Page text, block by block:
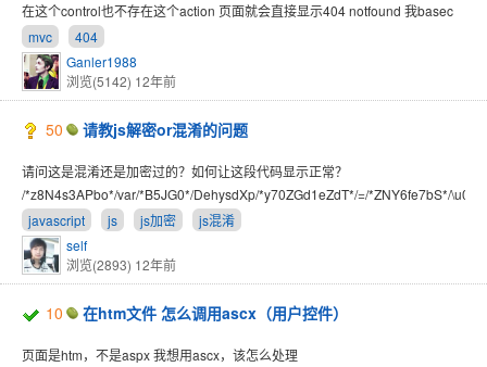
在这个control也不存在这个action 页面就会直接显示404 notfound 我basec
mvc
404
Ganler1988
浏览(5142) 12年前
50 请教js解密or混淆的问题
请问这是混淆还是加密过的？如何让这段代码显示正常？
/*z8N4s3APbo*/var/*B5JG0*/DehysdXp/*y70ZGd1eZdT*/=/*ZNY6fe7bS*/
javascript
js js加密
js混淆
self
浏览(2893) 12年前
10 在htm文件 怎么调用ascx（用户控件）
页面是htm，不是aspx 我想用ascx，该怎么处理